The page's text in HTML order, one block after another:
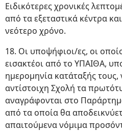
Ειδικότερες χρονικές
από τα εξεταστικά κέντρα
νεότερο χρόνο.
18. Οι υποψήφιοι/ες, οι
εισακτέοι από το ΥΠΑΙΘΑ,
ημερομηνία κατάταξής
αντίστοιχη Σχολή τα
αναγράφονται στο
από τα οποία θα
απαιτούμενα νόμιμα